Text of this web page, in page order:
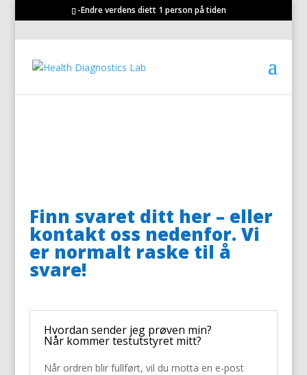
-Endre verdens diett 1 person på tiden
Finn svaret ditt her – eller
kontakt oss nedenfor. Vi
er normalt raske til å
svare!
Hvordan sender jeg prøven min?
Når kommer testutstyret mitt?
Når ordren blir fullført, vil du motta en e-post